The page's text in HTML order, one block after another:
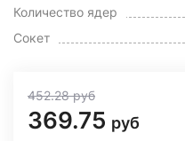
Количество ядер
Сокет
452.28руб
369.75 руб